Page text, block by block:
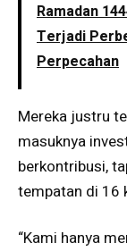
Ramadan
Terjadi
Perpecahan
Mereka justru
masuknya
berkontribusi,
tempatan di 16
“Kami hanya